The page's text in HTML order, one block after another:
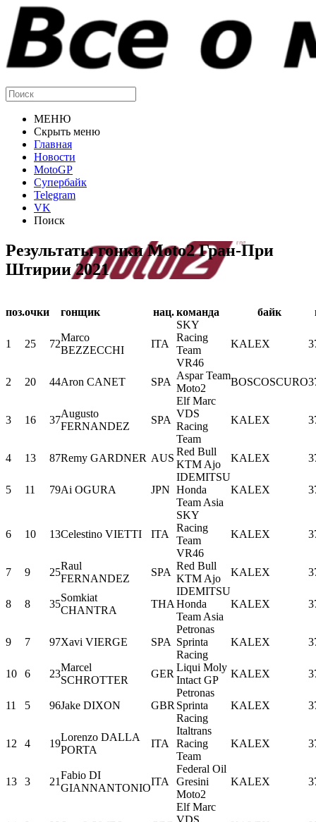
МЕНЮ
Скрыть меню
Главная
Новости
MotoGP
Супербайк
Telegram
VK
Поиск
Результаты гонки Moto2 Гран-При
Штирии 2021
поз.очки гонщик нац.команда байк
1 25 72
Marco
BEZZECCHI
ITA
SKY
Racing
Team
VR46
KALEX
2 20 44Aron CANET SPA
Aspar Team
Moto2
BOSCOSCURO
3 16 37
Augusto
FERNANDEZ
SPA
Elf Marc
VDS
Racing
Team
KALEX
4 13 87Remy GARDNER AUS
Red Bull
KTM Ajo
KALEX
5 11 79Ai OGURA JPN
IDEMITSU
Honda
Team Asia
KALEX
6 10 13Celestino VIETTI ITA
SKY
Racing
Team
VR46
KALEX
7 9 25
Raul
FERNANDEZ
SPA
Red Bull
KTM Ajo
KALEX
8 8 35
Somkiat
CHANTRA
THA
IDEMITSU
Honda
Team Asia
KALEX
9 7 97Xavi VIERGE SPA
Petronas
Sprinta
Racing
KALEX
10 6 23
Marcel
SCHROTTER
GER
Liqui Moly
Intact GP
KALEX
11 5 96Jake DIXON GBR
Petronas
Sprinta
Racing
KALEX
12 4 19
Lorenzo DALLA
PORTA
ITA
Italtrans
Racing
Team
KALEX
13 3 21
Fabio DI
GIANNANTONIO
ITA
Federal Oil
Gresini
Moto2
KALEX
Elf Marc
VDS